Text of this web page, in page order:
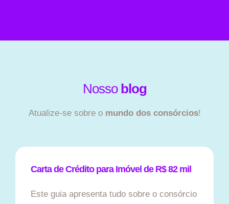
Nosso blog
Atualize-se sobre o mundo dos consórcios!
Carta de Crédito para Imóvel de R$ 82 mil
Este guia apresenta tudo sobre o consórcio